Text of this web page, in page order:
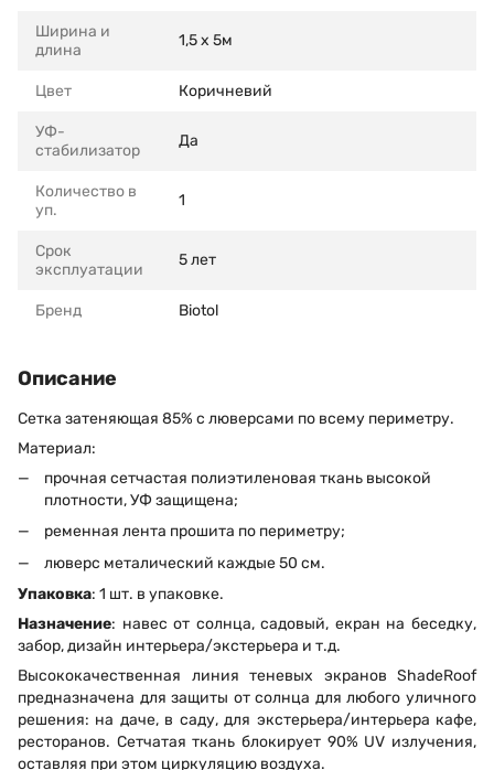
Ширина и
длина
1,5 x 5м
Цвет Коричневий
УФ-
стабилизатор
Да
Количество в
уп.
1
Срок
эксплуатации
5 лет
Бренд Biotol
Описание
Сетка затеняющая 85% с люверсами по всему периметру.
Материал:
прочная сетчастая полиэтиленовая ткань высокой
плотности, УФ защищена;
ременная лента прошита по периметру;
люверс металический каждые 50 см.
Упаковка: 1 шт. в упаковке.
Назначение: навес от солнца, садовый, екран на беседку,
забор, дизайн интерьера/экстерьера и т.д.
Высококачественная линия теневых экранов ShadeRoof
предназначена для защиты от солнца для любого уличного
решения: на даче, в саду, для экстерьера/интерьера кафе,
ресторанов. Сетчатая ткань блокирует 90% UV излучения,
оставляя при этом циркуляцию воздуха.